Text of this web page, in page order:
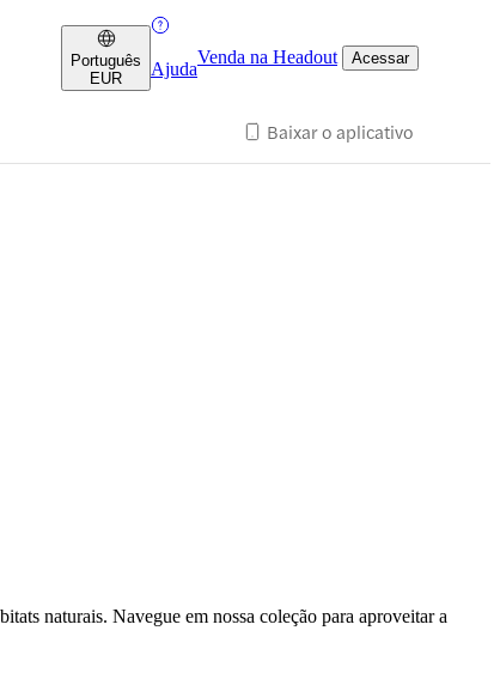
Português
EUR
Ajuda
Venda na Headout Acessar
Baixar o aplicativo
naturais. Navegue em nossa coleção para aproveitar a